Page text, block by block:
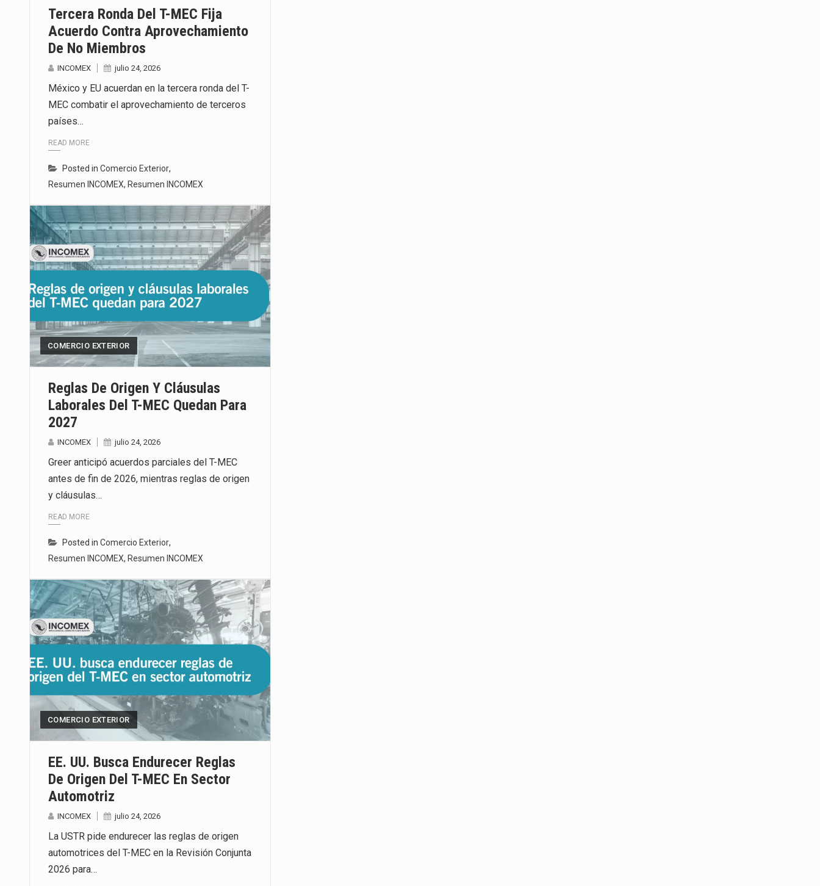
Tercera Ronda Del T-MEC Fija
Acuerdo Contra Aprovechamiento
De No Miembros
INCOMEX julio 24, 2026
México y EU acuerdan en la tercera ronda del T-
MEC combatir el aprovechamiento de terceros
países…
READ MORE
Posted in Comercio Exterior,
Resumen INCOMEX, Resumen INCOMEX
COMERCIO EXTERIOR
Reglas De Origen Y Cláusulas
Laborales Del T-MEC Quedan Para
2027
INCOMEX julio 24, 2026
Greer anticipó acuerdos parciales del T-MEC
antes de fin de 2026, mientras reglas de origen
y cláusulas…
READ MORE
Posted in Comercio Exterior,
Resumen INCOMEX, Resumen INCOMEX
COMERCIO EXTERIOR
EE. UU. Busca Endurecer Reglas
De Origen Del T-MEC En Sector
Automotriz
INCOMEX julio 24, 2026
La USTR pide endurecer las reglas de origen
automotrices del T-MEC en la Revisión Conjunta
2026 para…